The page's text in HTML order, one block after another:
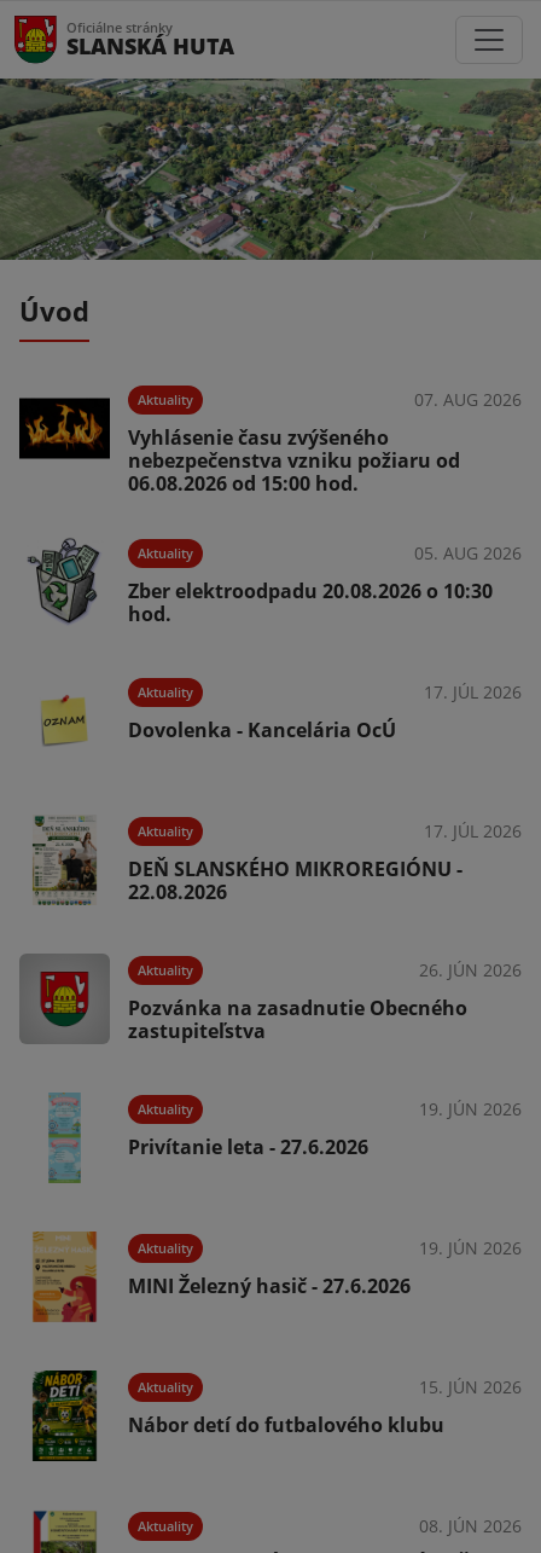
Oficiálne stránky
SLANSKÁ HUTA
Úvod
Aktuality 07. AUG 2026
Vyhlásenie času zvýšeného
nebezpečenstva vzniku požiaru od
06.08.2026 od 15:00 hod.
Aktuality 05. AUG 2026
Zber elektroodpadu 20.08.2026 o 10:30
hod.
Aktuality 17. JÚL 2026
Dovolenka - Kancelária OcÚ
Aktuality 17. JÚL 2026
DEŇ SLANSKÉHO MIKROREGIÓNU -
22.08.2026
Aktuality 26. JÚN 2026
Pozvánka na zasadnutie Obecného
zastupiteľstva
Aktuality 19. JÚN 2026
Privítanie leta - 27.6.2026
Aktuality 19. JÚN 2026
MINI Železný hasič - 27.6.2026
Aktuality 15. JÚN 2026
Nábor detí do futbalového klubu
Aktuality 08. JÚN 2026